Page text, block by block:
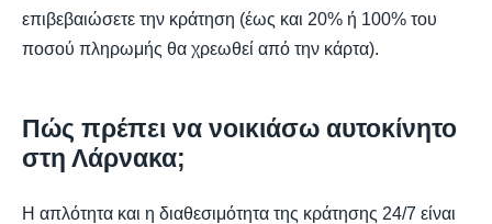
επιβεβαιώσετε την κράτηση (έως και 20% ή 100% του
ποσού πληρωμής θα χρεωθεί από την κάρτα).
Πώς πρέπει να νοικιάσω αυτοκίνητο
στη Λάρνακα;
Η απλότητα και η διαθεσιμότητα της κράτησης 24/7 είναι